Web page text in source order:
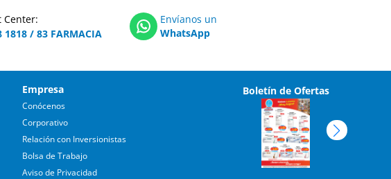
Center:
1818 / 83 FARMACIA
Envíanos un
WhatsApp
Empresa
Conócenos
Corporativo
Relación con Inversionistas
Bolsa de Trabajo
Aviso de Privacidad
Boletín de Ofertas